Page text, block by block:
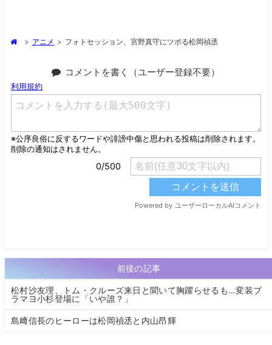
> アニメ > フォトセッション、宮野真守にツボる松岡禎丞
コメントを書く（ユーザー登録不要）
前後の記事
松村沙友理、トム・クルーズ来日と聞いて胸躍らせるも…変装ブ
ラマヨ小杉登場に「いや誰？」
島﨑信長のヒーローは松岡禎丞と内山昂輝